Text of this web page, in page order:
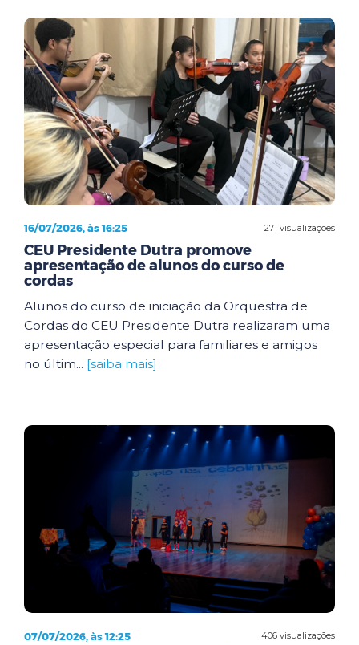
271 visualizações
16/07/2026, às 16:25
CEU Presidente Dutra promove
apresentação de alunos do curso de
cordas
Alunos do curso de iniciação da Orquestra de
Cordas do CEU Presidente Dutra realizaram uma
apresentação especial para familiares e amigos
no últim... [saiba mais]
406 visualizações
07/07/2026, às 12:25